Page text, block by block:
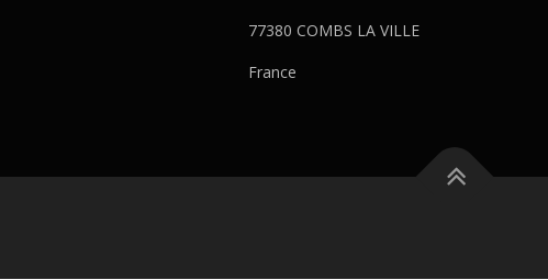
77380 COMBS LA VILLE
France